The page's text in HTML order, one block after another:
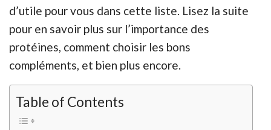
d’utile pour vous dans cette liste. Lisez la suite
pour en savoir plus sur l’importance des
protéines, comment choisir les bons
compléments, et bien plus encore.
Table of Contents